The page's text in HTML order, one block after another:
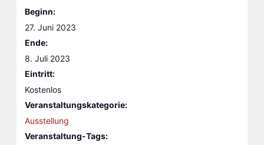
Beginn:
27. Juni 2023
Ende:
8. Juli 2023
Eintritt:
Kostenlos
Veranstaltungskategorie:
Ausstellung
Veranstaltung-Tags: